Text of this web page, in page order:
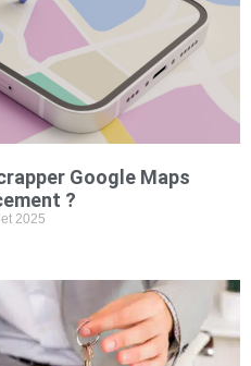
Google Maps
?
2025